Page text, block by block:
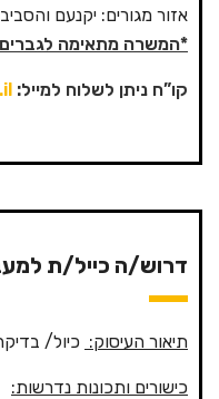
אזור מגורים: יקנעם
*המשרה מתאימה לגברים
קו”ח ניתן לשלוח למייל:
דרוש/ה כייל/ת
תיאור העיסוק: כיול/
כישורים ותכונות נדרשות: